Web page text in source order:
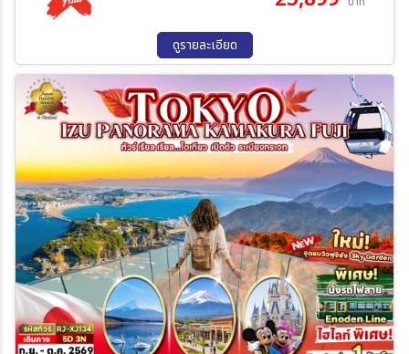
คำแนะนำในการเดินทาง** สนามบินนาริตะ– สนามบินดอนเมือง XJ601
NRT-DMK (09.15-14.40)
07 ต.ค. 69 - 12 ต.ค. 69
14 ต.ค. 69 - 19 ต.ค. 69
ดูรายละเอียด